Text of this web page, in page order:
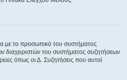
με το προσωπικό του συστήματος
διαχειριστών του συστήματος συζητήσεων
όπως οι Δ. Συζητήσεις που αυτοί